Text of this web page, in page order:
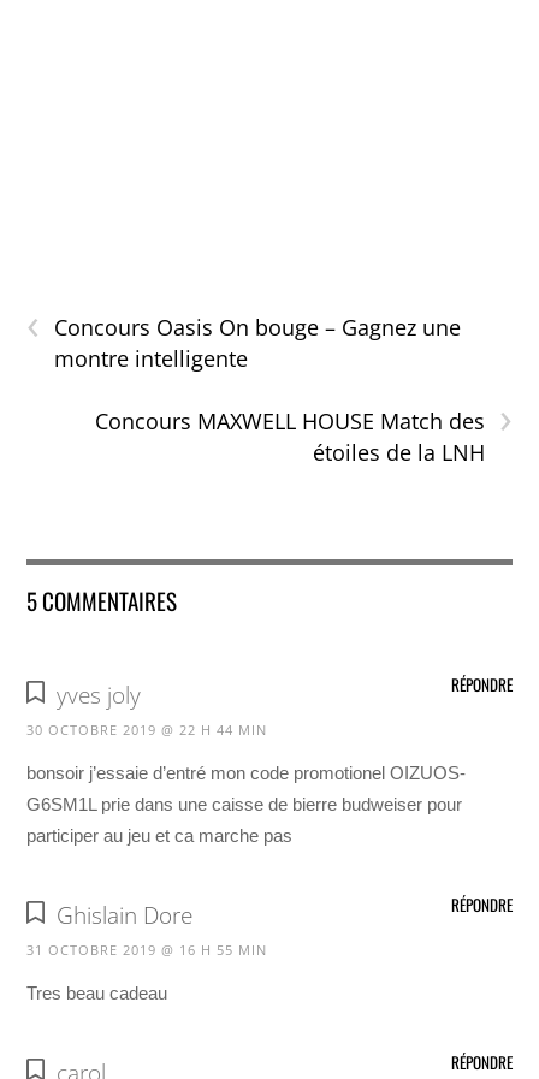
‹
Concours Oasis On bouge – Gagnez une
montre intelligente
›
Concours MAXWELL HOUSE Match des
étoiles de la LNH
5 COMMENTAIRES
yves joly
30 OCTOBRE 2019 @ 22 H 44 MIN
bonsoir j’essaie d’entré mon code promotionel OIZUOS-
G6SM1L prie dans une caisse de bierre budweiser pour
participer au jeu et ca marche pas
RÉPONDRE
Ghislain Dore
31 OCTOBRE 2019 @ 16 H 55 MIN
Tres beau cadeau
RÉPONDRE
RÉPONDRE